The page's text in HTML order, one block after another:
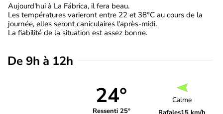
Aujourd'hui à La Fábrica, il fera beau.
Les températures varieront entre 22 et 38°C au cours de la
journée, elles seront caniculaires l'après-midi.
La fiabilité de la situation est assez bonne.
De 9h à 12h
24°
Ressenti 25°
Calme